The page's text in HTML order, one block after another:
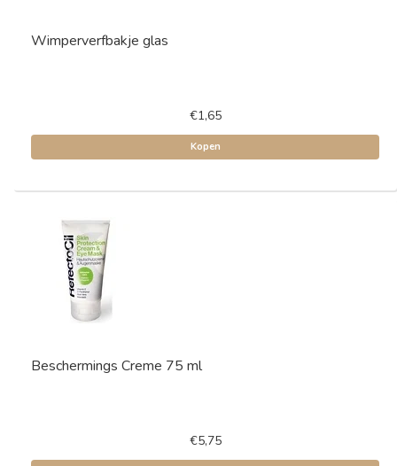
Wimperverfbakje glas
€1,65
Kopen
Beschermings Creme 75 ml
€5,75